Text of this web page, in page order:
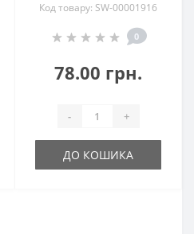
Код товару: SW-00001916
0
78.00 грн.
- +
ДО КОШИКА